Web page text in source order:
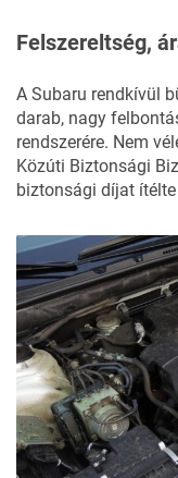
Felszereltség,
A Subaru rendkívül
darab, nagy
rendszerére. Nem
Közúti Biztonsági
biztonsági díjat